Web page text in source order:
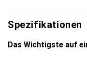
Noreve eine sichere
Spezifikationen
Das Wichtigste auf